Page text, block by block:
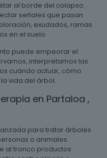
al borde del colapso.
señales que pasan
exudados, ramas
en el suelo.
puede empeorar el
interpretamos las
cuándo actuar, cómo
vida del árbol.
en Partaloa ,
para tratar árboles
o animales.
al tronco productos